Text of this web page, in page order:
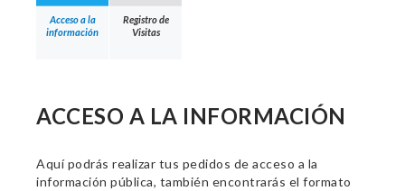
Acceso a la
información
Registro de
Visitas
ACCESO A LA INFORMACIÓN
Aquí podrás realizar tus pedidos de acceso a la
información pública, también encontrarás el formato